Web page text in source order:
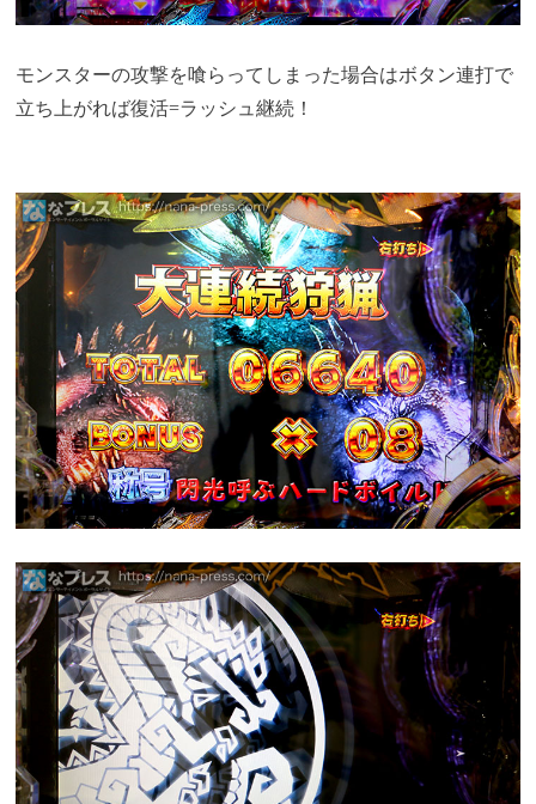
モンスターの攻撃を喰らってしまった場合はボタン連打で
立ち上がれば復活=ラッシュ継続！